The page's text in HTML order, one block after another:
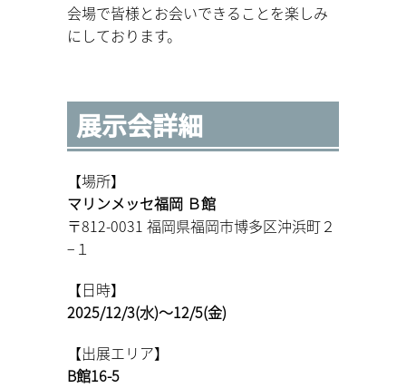
会場で皆様とお会いできることを楽しみ
にしております。
展示会詳細
【場所】
マリンメッセ福岡 Ｂ館
〒812-0031 福岡県福岡市博多区沖浜町２
−１
【日時】
2025/12/3(水)～12/5(金)
【出展エリア】
B館16-5